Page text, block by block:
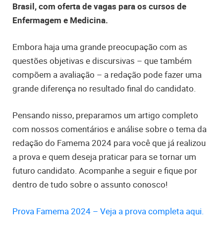
Brasil, com oferta de vagas para os cursos de
Enfermagem e Medicina.
Embora haja uma grande preocupação com as
questões objetivas e discursivas – que também
compõem a avaliação – a redação pode fazer uma
grande diferença no resultado final do candidato.
Pensando nisso, preparamos um artigo completo
com nossos comentários e análise sobre o tema da
redação do Famema 2024 para você que já realizou
a prova e quem deseja praticar para se tornar um
futuro candidato. Acompanhe a seguir e fique por
dentro de tudo sobre o assunto conosco!
Prova Famema 2024 – Veja a prova completa aqui.